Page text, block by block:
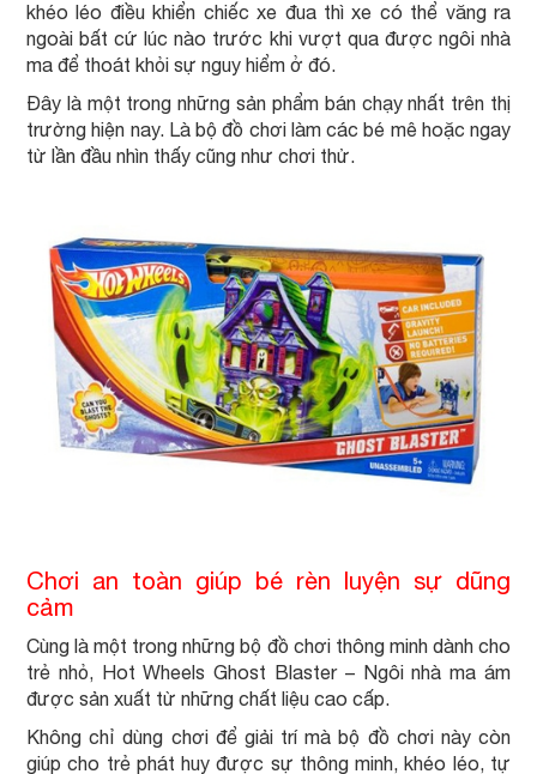
khéo léo điều khiển chiếc xe đua thì xe có thể văng ra
ngoài bất cứ lúc nào trước khi vượt qua được ngôi nhà
ma để thoát khỏi sự nguy hiểm ở đó.
Đây là một trong những sản phẩm bán chạy nhất trên thị
trường hiện nay. Là bộ đồ chơi làm các bé mê hoặc ngay
từ lần đầu nhìn thấy cũng như chơi thử.
Chơi an toàn giúp bé rèn luyện sự dũng
cảm
Cùng là một trong những bộ đồ chơi thông minh dành cho
trẻ nhỏ, Hot Wheels Ghost Blaster – Ngôi nhà ma ám
được sản xuất từ những chất liệu cao cấp.
Không chỉ dùng chơi để giải trí mà bộ đồ chơi này còn
giúp cho trẻ phát huy được sự thông minh, khéo léo, tự